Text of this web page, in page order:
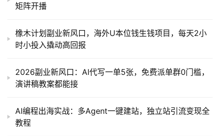
矩阵开播
橡木计划副业新风口，海外U本位钱生钱项目，每天2小
时小投入撬动高回报
2026副业新风口：AI代写一单5张，免费派单群0门槛，
演讲稿教案都能接
AI编程出海实战：多Agent一键建站，独立站引流变现全
教程